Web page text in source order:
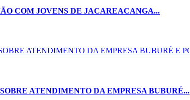
COM JOVENS DE JACAREACANGA...
ATENDIMENTO DA EMPRESA BUBURÉ...